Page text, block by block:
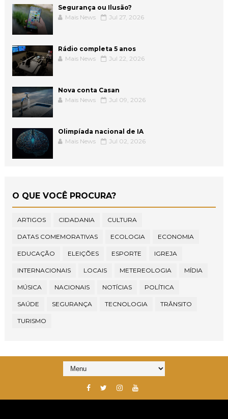
Segurança ou Ilusão?
Mais News
Jul 27, 2026
Rádio completa 5 anos
Mais News
Jul 22, 2026
Nova conta Casan
Mais News
Jul 09, 2026
Olimpíada nacional de IA
Mais News
Jul 02, 2026
O QUE VOCÊ PROCURA?
ARTIGOS CIDADANIA CULTURA
DATAS COMEMORATIVAS ECOLOGIA ECONOMIA
EDUCAÇÃO ELEIÇÕES ESPORTE IGREJA
INTERNACIONAIS LOCAIS METEREOLOGIA MÍDIA
MÚSICA NACIONAIS NOTÍCIAS POLÍTICA
SAÚDE SEGURANÇA TECNOLOGIA TRÂNSITO
TURISMO